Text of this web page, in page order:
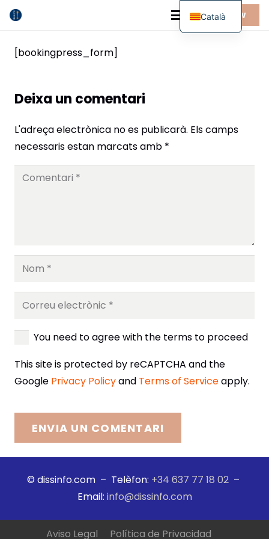
BUY NOW
[bookingpress_form]
Deixa un comentari
L'adreça electrònica no es publicarà. Els camps
necessaris estan marcats amb *
You need to agree with the terms to proceed
This site is protected by reCAPTCHA and the
Google Privacy Policyand Terms of Serviceapply.
ENVIA UN COMENTARI
© dissinfo.com – Telèfon: +34 637 77 18 02 –
Email: info@dissinfo.com
Aviso Legal Política de Privacidad
Català